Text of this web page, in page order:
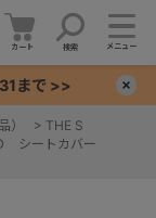
カート 検索 メニュー
まで >>
） > THE S
シートカバー